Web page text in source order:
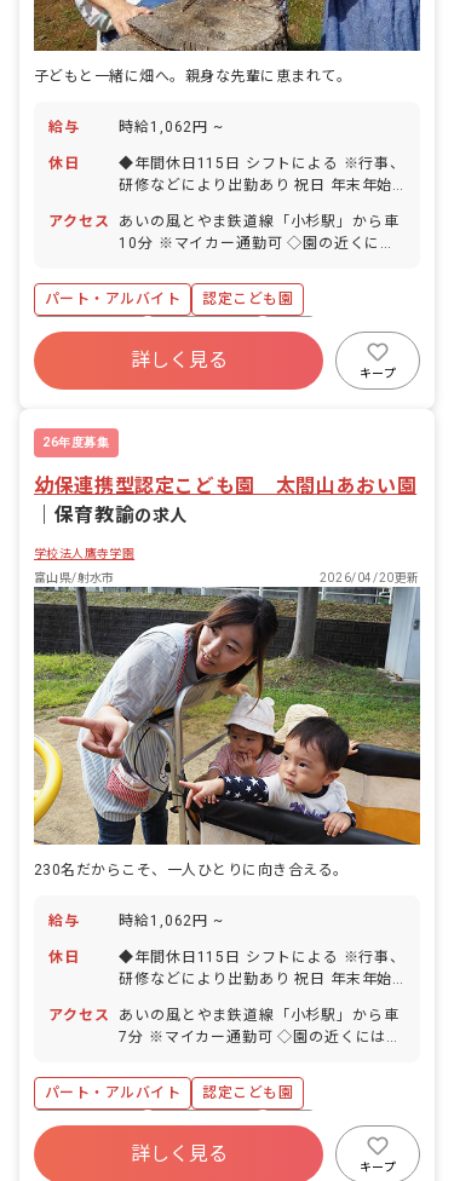
子どもと一緒に畑へ。親身な先輩に恵まれて。
給与 時給1,062円 ~
休日
◆年間休日115日 シフトによる ※行事、
研修などにより出勤あり 祝日 年末年始
アクセス
あいの風とやま鉄道線「小杉駅」から車
10分 ※マイカー通勤可 ◇園の近くには
も充実しています。
パート・アルバイト
認定こども園
勤務地選択可
社会保険完備
有給
昇給昇進あり
車通勤可
詳しく見る
キープ
26年度募集
幼保連携型認定こども園 太閤山あおい園
保育教諭の求人
学校法人鷹寺学園
富山県/射水市
2026/04/20更新
230名だからこそ、一人ひとりに向き合える。
給与 時給1,062円 ~
休日
◆年間休日115日 シフトによる ※行事、
研修などにより出勤あり 祝日 年末年始
アクセス
あいの風とやま鉄道線「小杉駅」から車
7分 ※マイカー通勤可 ◇園の近くにはお
の活動も充実しています。子育て支援セ
ンターを併設しており、地域の子育て支
援の拠点として総合的な支援も行なって
います。
パート・アルバイト
認定こども園
勤務地選択可
社会保険完備
有給
昇給昇進あり
車通勤可
詳しく見る
キープ